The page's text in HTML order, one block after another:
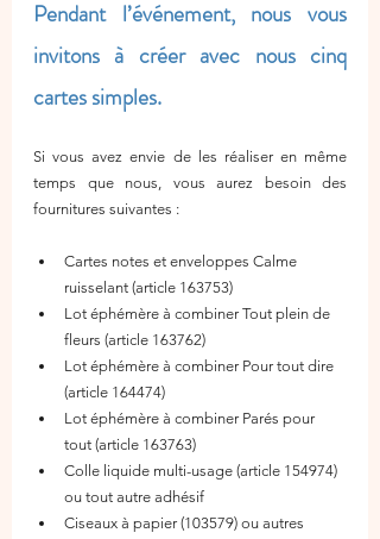
Pendant l’événement, nous vous
invitons à créer avec nous cinq
cartes simples.
Si vous avez envie de les réaliser en même
temps que nous, vous aurez besoin des
fournitures suivantes :
Cartes notes et enveloppes Calme
ruisselant (article 163753)
Lot éphémère à combiner Tout plein de
fleurs (article 163762)
Lot éphémère à combiner Pour tout dire
(article 164474)
Lot éphémère à combiner Parés pour
tout (article 163763)
Colle liquide multi-usage (article 154974)
ou tout autre adhésif
Ciseaux à papier (103579) ou autres